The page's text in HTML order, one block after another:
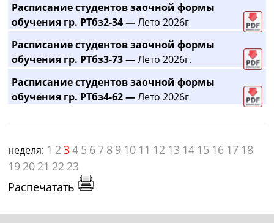
Расписание студентов заочной формы
обучения гр. РТбз2-34 —Лето 2026г
Расписание студентов заочной формы
обучения гр. РТбз3-73 —Лето 2026г.
Расписание студентов заочной формы
обучения гр. РТбз4-62 —Лето 2026г
неделя: 1 234 5 6 7 8 9 10 11 12 13 14 15 16 17 18
19 20 21 22 23
Распечатать